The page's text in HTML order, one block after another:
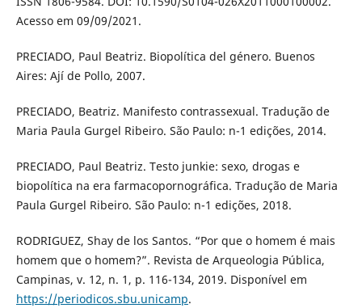
Acesso em 09/09/2021.
PRECIADO, Paul Beatriz. Biopolítica del género. Buenos
Aires: Ají de Pollo, 2007.
PRECIADO, Beatriz. Manifesto contrassexual. Tradução de
Maria Paula Gurgel Ribeiro. São Paulo: n-1 edições, 2014.
PRECIADO, Paul Beatriz. Testo junkie: sexo, drogas e
biopolítica na era farmacopornográfica. Tradução de Maria
Paula Gurgel Ribeiro. São Paulo: n-1 edições, 2018.
RODRIGUEZ, Shay de los Santos. “Por que o homem é mais
homem que o homem?”. Revista de Arqueologia Pública,
Campinas, v. 12, n. 1, p. 116-134, 2019. Disponível em
https://periodicos.sbu.unicamp.